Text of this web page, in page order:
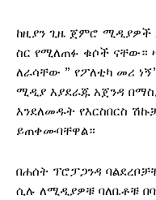
ከዚያን ጊዜ ጀምሮ ሚዲያዎች
ስር የሚለጠፉ ቁሶች ናቸው።
ለራሳቸው ” የፖለቲካ መሪ
ሚዲያ እያደራጁ አጀንዳ
እንደለመዱት የእርስበርስ
ይጠቀሙባቸዋል።
በሐሰት ፕሮፓጋንዳ
ሲሉ ለሚዲያዎቹ ባለቤቶቹ